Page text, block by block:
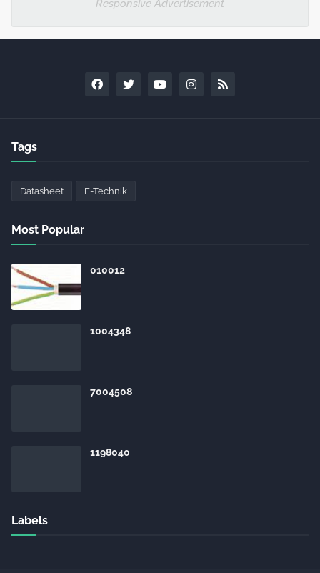
Responsive Advertisement
Tags
Datasheet E-Technik
Most Popular
010012
1004348
7004508
1198040
Labels